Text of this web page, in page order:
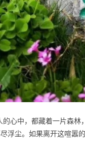
心中，都藏着一片森
浮尘。如果离开这喧